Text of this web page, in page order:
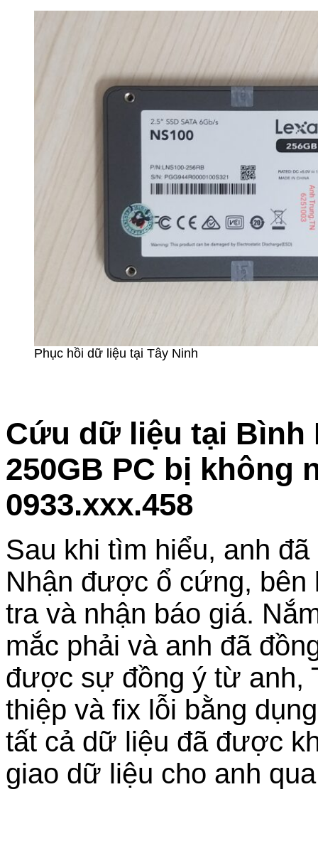
Phục hồi dữ liệu tại Tây Ninh
Cứu dữ liệu tại Bình
250GB PC bị không
0933.xxx.458
Sau khi tìm hiểu, anh
Nhận được ổ cứng, bên
tra và nhận báo giá.
mắc phải và anh đã
được sự đồng ý từ anh,
thiệp và fix lỗi bằng
tất cả dữ liệu đã được
giao dữ liệu cho anh